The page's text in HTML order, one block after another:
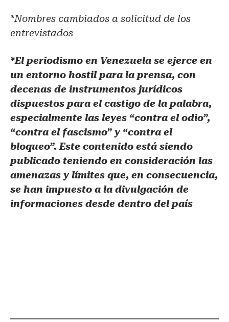
*Nombres cambiados a solicitud de los
entrevistados
*El periodismo en Venezuela se ejerce en
un entorno hostil para la prensa, con
decenas de instrumentos jurídicos
dispuestos para el castigo de la palabra,
especialmente las leyes “contra el odio”,
“contra el fascismo” y “contra el
bloqueo”. Este contenido está siendo
publicado teniendo en consideración las
amenazas y límites que, en consecuencia,
se han impuesto a la divulgación de
informaciones desde dentro del país